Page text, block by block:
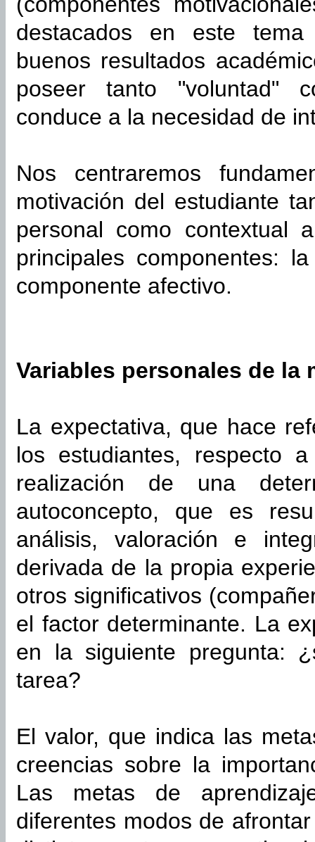
destacados en este
buenos resultados
poseer tanto "voluntad"
conduce a la necesidad de
Nos centraremos
motivación del estudiante
personal como contextual
principales componentes:
componente afectivo.
Variables personales de la
La expectativa, que hace
los estudiantes, respecto
realización de una
autoconcepto, que es
análisis, valoración e
derivada de la propia
otros significativos
el factor determinante. La
en la siguiente pregunta:
tarea?
El valor, que indica las
creencias sobre la
Las metas de
diferentes modos de